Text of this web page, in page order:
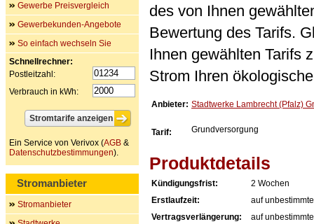
des von Ihnen
Bewertung des Tarifs.
Ihnen gewählten Tarifs
Strom Ihren
Anbieter: Stadtwerke Lambrecht (Pfalz)
Tarif: Grundversorgung
Produktdetails
Kündigungsfrist:
2 Wochen
Erstlaufzeit:
auf
Vertragsverlängerung:
auf
Gewerbe Preisvergleich
Gewerbekunden-Angebote
So einfach wechseln Sie
Schnellrechner:
Postleitzahl:
Verbrauch in kWh:
Ein Service von Verivox (AGB &
Datenschutzbestimmungen).
Stromanbieter
Stromanbieter